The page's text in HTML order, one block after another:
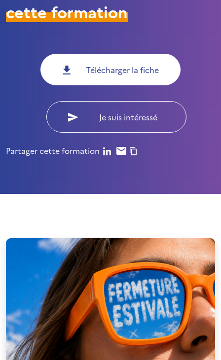
cette formation
Télécharger la fiche
Je suis intéressé
Partager cette formation